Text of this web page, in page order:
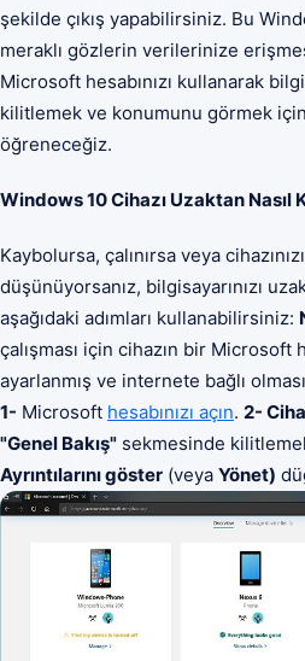
şekilde çıkış yapabilirsiniz. Bu
meraklı gözlerin verilerinize
Microsoft hesabınızı kullanarak
kilitlemek ve konumunu görmek
öğreneceğiz.
Windows 10 Cihazı Uzaktan Nasıl
Kaybolursa, çalınırsa veya
düşünüyorsanız, bilgisayarınızı
aşağıdaki adımları kullanabilirsiniz:
çalışması için cihazın bir Microsoft
ayarlanmış ve internete bağlı
1- Microsoft hesabınızı açın. 2-
"Genel Bakış" sekmesinde
Ayrıntılarını göster (veya Yönet)